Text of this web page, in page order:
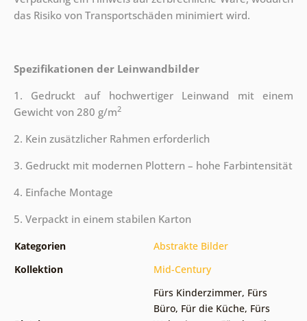
das Risiko von Transportschäden minimiert wird.
Spezifikationen der Leinwandbilder
1. Gedruckt auf hochwertiger Leinwand mit einem
Gewicht von 280 g/m2
2. Kein zusätzlicher Rahmen erforderlich
3. Gedruckt mit modernen Plottern – hohe Farbintensität
4. Einfache Montage
5. Verpackt in einem stabilen Karton
Kategorien
Abstrakte Bilder
Kollektion
Mid-Century
Fürs Kinderzimmer, Fürs
Büro, Für die Küche, Fürs